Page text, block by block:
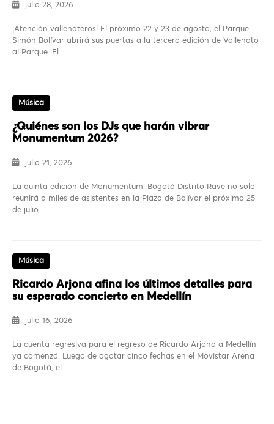
julio 28, 2026
¡Atención vallenateros! El próximo 22 y 23 de agosto, el Parque
Simón Bolívar abrirá sus puertas a la tercera edición de Vallenato
al Parque. El…
Música
¿Quiénes son los DJs que harán vibrar
Monumentum 2026?
julio 21, 2026
La quinta edición de Monumentum: Bogotá Distrito Rave no solo
reunirá a miles de asistentes en la Plaza de Bolívar el próximo 25
de julio.…
Música
Ricardo Arjona afina los últimos detalles para
su esperado concierto en Medellín
julio 16, 2026
La cuenta regresiva para el regreso de Ricardo Arjona a Medellín
ya comenzó. Luego de agotar cinco fechas en el Movistar Arena
de Bogotá, el…